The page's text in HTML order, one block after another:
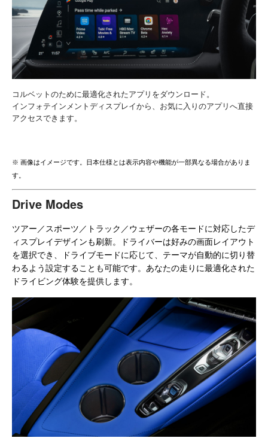
コルベットのために最適化されたアプリをダウンロード。
インフォテインメントディスプレイから、お気に入りのアプリへ直接
アクセスできます。
※ 画像はイメージです。日本仕様とは表示内容や機能が一部異なる場合がありま
す。
Drive Modes
ツアー／スポーツ／トラック／ウェザーの各モードに対応したデ
ィスプレイデザインも刷新。ドライバーは好みの画面レイアウト
を選択でき、ドライブモードに応じて、テーマが自動的に切り替
わるよう設定することも可能です。あなたの走りに最適化された
ドライビング体験を提供します。